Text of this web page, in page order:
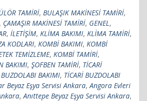
TAMİRİ, BULAŞIK MAKİNESİ TAMİRİ,
ÇAMAŞIR MAKİNESİ TAMİRİ, GENEL,
, İLETİŞİM, KLİMA BAKIMI, KLİMA TAMİRİ,
KODLARI, KOMBİ BAKIMI, KOMBİ
TEMİZLEME, KOMBİ TAMİRİ,
BAKIMI, ŞOFBEN TAMİRİ, TİCARİ
BUZDOLABI BAKIMI, TİCARİ BUZDOLABI
Beyaz Eşya Servisi Ankara,Angora Evleri
,Anıttepe Beyaz Eşya Servisi Ankara,